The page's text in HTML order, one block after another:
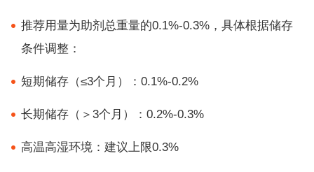
推荐用量为助剂总重量的0.1%-0.3%，具体根据储存
条件调整：
短期储存（≤3个月）：0.1%-0.2%
长期储存（＞3个月）：0.2%-0.3%
高温高湿环境：建议上限0.3%